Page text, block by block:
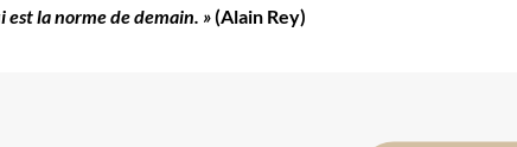
est la norme de demain. »(Alain Rey)